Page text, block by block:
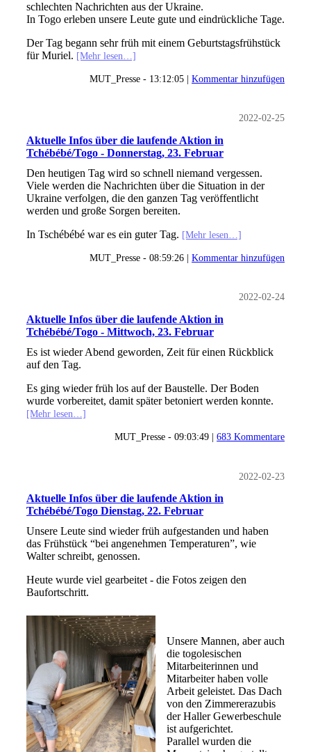
schlechten Nachrichten aus der Ukraine.
In Togo erleben unsere Leute gute und eindrückliche Tage.
Der Tag begann sehr früh mit einem Geburtstagsfrühstück
für Muriel. [Mehr lesen…]
MUT_Presse - 13:12:05 |Kommentar hinzufügen
2022-02-25
Aktuelle Infos über die laufende Aktion in
Tchébébé/Togo - Donnerstag, 23. Februar
Den heutigen Tag wird so schnell niemand vergessen.
Viele werden die Nachrichten über die Situation in der
Ukraine verfolgen, die den ganzen Tag veröffentlicht
werden und große Sorgen bereiten.
In Tschébébé war es ein guter Tag. [Mehr lesen…]
MUT_Presse - 08:59:26 |Kommentar hinzufügen
2022-02-24
Aktuelle Infos über die laufende Aktion in
Tchébébé/Togo - Mittwoch, 23. Februar
Es ist wieder Abend geworden, Zeit für einen Rückblick
auf den Tag.
Es ging wieder früh los auf der Baustelle. Der Boden
wurde vorbereitet, damit später betoniert werden konnte.
[Mehr lesen…]
MUT_Presse - 09:03:49 |683 Kommentare
2022-02-23
Aktuelle Infos über die laufende Aktion in
Tchébébé/Togo Dienstag, 22. Februar
Unsere Leute sind wieder früh aufgestanden und haben
das Frühstück “bei angenehmen Temperaturen”, wie
Walter schreibt, genossen.
Heute wurde viel gearbeitet - die Fotos zeigen den
Baufortschritt.
Unsere Mannen, aber auch
die togolesischen
Mitarbeiterinnen und
Mitarbeiter haben volle
Arbeit geleistet. Das Dach
von den Zimmererazubis
der Haller Gewerbeschule
ist aufgerichtet.
Parallel wurden die